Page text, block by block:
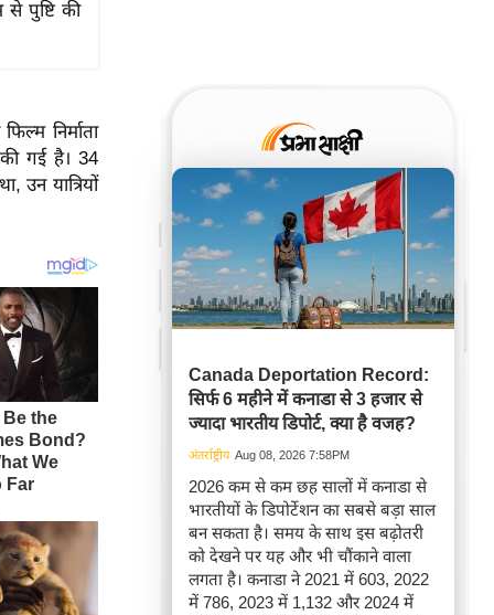
से पुष्टि की
निर्माता
गई है। 34
उन यात्रियों
Canada Deportation Record:
सिर्फ 6 महीने में कनाडा से 3 हजार से
ज्यादा भारतीय डिपोर्ट, क्या है वजह?
अंतर्राष्ट्रीय Aug 08, 2026 7:58PM
2026 कम से कम छह सालों में कनाडा से
भारतीयों के डिपोर्टेशन का सबसे बड़ा साल
बन सकता है। समय के साथ इस बढ़ोतरी
को देखने पर यह और भी चौंकाने वाला
लगता है। कनाडा ने 2021 में 603, 2022
में 786, 2023 में 1,132 और 2024 में